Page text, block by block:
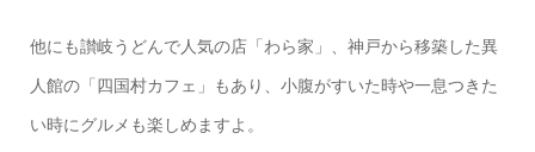
他にも讃岐うどんで人気の店「わら家」、神戸から移築した異
人館の「四国村カフェ」もあり、小腹がすいた時や一息つきた
い時にグルメも楽しめますよ。